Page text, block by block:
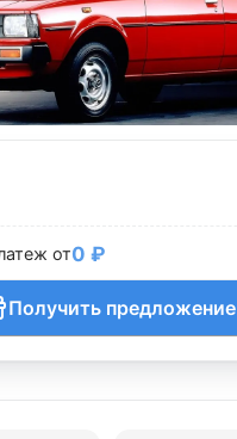
от0 ₽
Получить предложение